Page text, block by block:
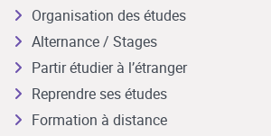
Organisation des études
Alternance / Stages
Partir étudier à l’étranger
Reprendre ses études
Formation à distance